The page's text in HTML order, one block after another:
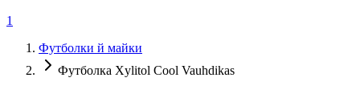
1
Футболки й майки
Футболка Xylitol Cool Vauhdikas